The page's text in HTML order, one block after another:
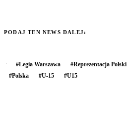
PODAJ TEN NEWS DALEJ:
#Legia Warszawa #Reprezentacja Polski
#Polska #U-15 #U15